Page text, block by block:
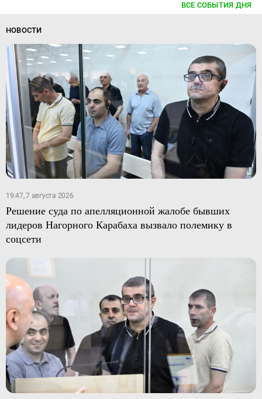
ВСЕ СОБЫТИЯ ДНЯ
НОВОСТИ
19:47, 7 августа 2026
Решение суда по апелляционной жалобе бывших
лидеров Нагорного Карабаха вызвало полемику в
соцсети